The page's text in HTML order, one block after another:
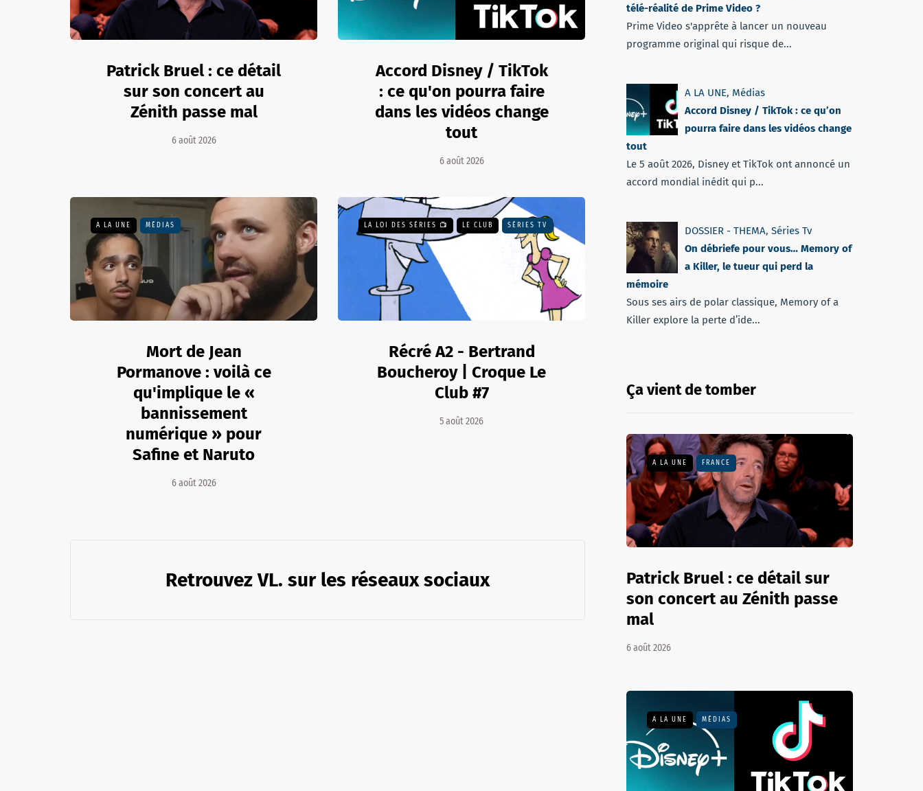
Patrick Bruel : ce détail
sur son concert au
Zénith passe mal
6 août 2026
Accord Disney / TikTok
: ce qu'on pourra faire
dans les vidéos change
tout
6 août 2026
A LA UNE MÉDIAS
Mort de Jean
Pormanove : voilà ce
qu'implique le «
bannissement
numérique » pour
Safine et Naruto
6 août 2026
LA LOI DES SÉRIES 📺 LE CLUB SÉRIES TV
Récré A2 - Bertrand
Boucheroy | Croque Le
Club #7
5 août 2026
Retrouvez VL. sur les réseaux sociaux
télé-réalité de Prime Video ?
Prime Video s'apprête à lancer un nouveau
programme original qui risque de...
A LA UNE, Médias
Accord Disney / TikTok : ce qu’on
pourra faire dans les vidéos change
tout
Le 5 août 2026, Disney et TikTok ont annoncé un
accord mondial inédit qui p...
DOSSIER - THEMA, Séries Tv
On débriefe pour vous… Memory of
a Killer, le tueur qui perd la
mémoire
Sous ses airs de polar classique, Memory of a
Killer explore la perte d’ide...
Ça vient de tomber
A LA UNE FRANCE
Patrick Bruel : ce détail sur
son concert au Zénith passe
mal
6 août 2026
A LA UNE MÉDIAS